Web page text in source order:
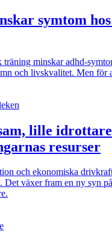
symtom
träning minskar adhd-
och livskvalitet. Men för
lille
resurser
och ekonomiska
Det växer fram en ny syn